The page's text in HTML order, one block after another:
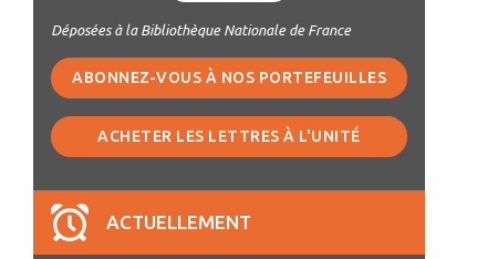
Déposées à la Bibliothèque Nationale de France
ABONNEZ-VOUS À NOS PORTEFEUILLES
ACHETER LES LETTRES À L'UNITÉ
ACTUELLEMENT